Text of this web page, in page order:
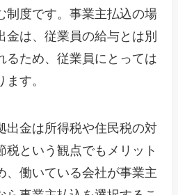
制度です。事業主払込の場
金は、従業員の給与とは別
るため、従業員にとっては
す。
出金は所得税や住民税の対
税という観点でもメリット
、働いている会社が事業主